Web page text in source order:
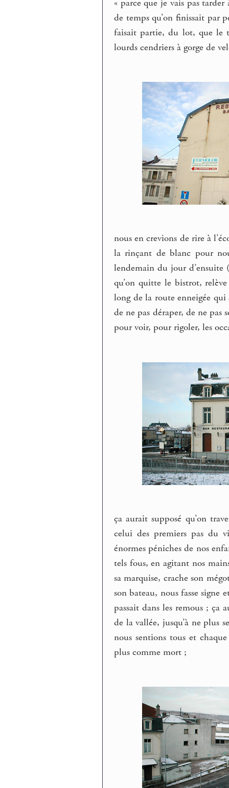
« parce que je vais pas
de temps qu’on finissait par
faisait partie, du lot, que le
lourds cendriers à gorge de
nous en crevions de rire à
la rinçant de blanc pour
lendemain du jour d’ensuite
qu’on quitte le bistrot,
long de la route enneigée qui
de ne pas déraper, de ne pas
pour voir, pour rigoler, les
ça aurait supposé qu’on
celui des premiers pas du
énormes péniches de nos
tels fous, en agitant nos
sa marquise, crache son
son bateau, nous fasse signe
passait dans les remous ; ça
de la vallée, jusqu’à ne plus
nous sentions tous et
plus comme mort ;